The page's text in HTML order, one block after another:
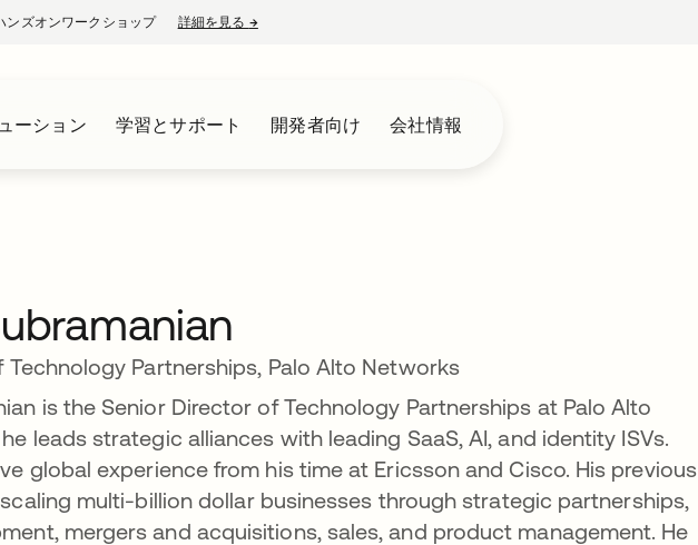
ンズオンワークショップ 詳細を見る →新しいタブで開く
ーション 学習とサポート 開発者向け 会社情報
Technology Partnerships, Palo Alto Networks
is the Senior Director of Technology Partnerships at Palo Alto
leads strategic alliances with leading SaaS, AI, and identity ISVs.
global experience from his time at Ericsson and Cisco. His previous
multi-billion dollar businesses through strategic partnerships,
mergers and acquisitions, sales, and product management. He